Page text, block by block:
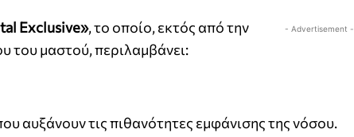
- Advertisement -
Exclusive», το οποίο, εκτός από την
του μαστού, περιλαμβάνει:
αυξάνουν τις πιθανότητες εμφάνισης της νόσου.